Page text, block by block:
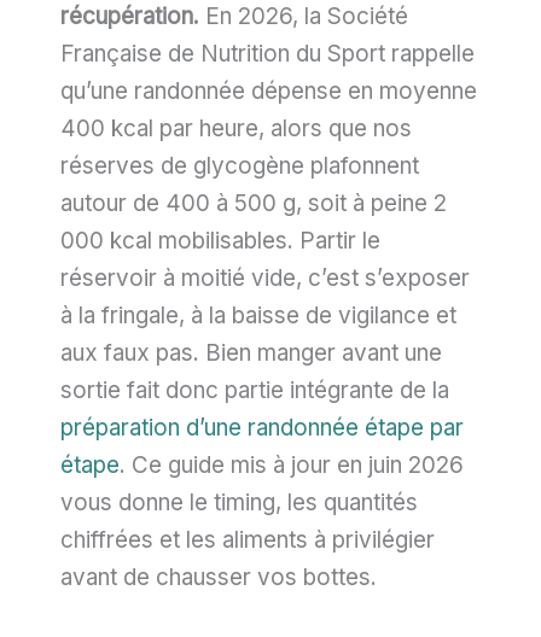
récupération. En 2026, la Société
Française de Nutrition du Sport rappelle
qu’une randonnée dépense en moyenne
400 kcal par heure, alors que nos
réserves de glycogène plafonnent
autour de 400 à 500 g, soit à peine 2
000 kcal mobilisables. Partir le
réservoir à moitié vide, c’est s’exposer
à la fringale, à la baisse de vigilance et
aux faux pas. Bien manger avant une
sortie fait donc partie intégrante de la
préparation d’une randonnée étape par
étape. Ce guide mis à jour en juin 2026
vous donne le timing, les quantités
chiffrées et les aliments à privilégier
avant de chausser vos bottes.